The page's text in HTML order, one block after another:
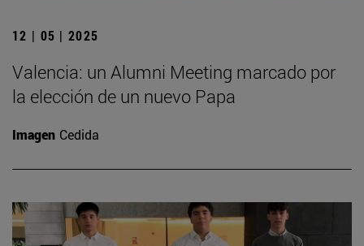
12 | 05 | 2025
Valencia: un Alumni Meeting marcado por
la elección de un nuevo Papa
Imagen Cedida